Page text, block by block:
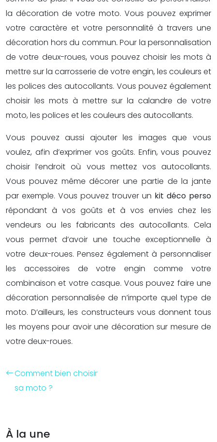
la décoration de votre moto. Vous pouvez exprimer
votre caractère et votre personnalité à travers une
décoration hors du commun. Pour la personnalisation
de votre deux-roues, vous pouvez choisir les mots à
mettre sur la carrosserie de votre engin, les couleurs et
les polices des autocollants. Vous pouvez également
choisir les mots à mettre sur la calandre de votre
moto, les polices et les couleurs des autocollants.
Vous pouvez aussi ajouter les images que vous
voulez, afin d’exprimer vos goûts. Enfin, vous pouvez
choisir l’endroit où vous mettez vos autocollants.
Vous pouvez même décorer une partie de la jante
par exemple. Vous pouvez trouver un kit déco perso
répondant à vos goûts et à vos envies chez les
vendeurs ou les fabricants des autocollants. Cela
vous permet d’avoir une touche exceptionnelle à
votre deux-roues. Pensez également à personnaliser
les accessoires de votre engin comme votre
combinaison et votre casque. Vous pouvez faire une
décoration personnalisée de n’importe quel type de
moto. D’ailleurs, les constructeurs vous donnent tous
les moyens pour avoir une décoration sur mesure de
votre deux-roues.
Comment bien choisir
sa moto ?
À la une